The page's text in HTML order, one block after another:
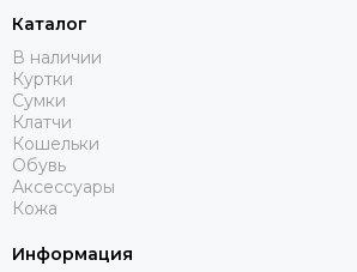
Каталог
В наличии
Куртки
Сумки
Клатчи
Кошельки
Обувь
Аксессуары
Кожа
Информация